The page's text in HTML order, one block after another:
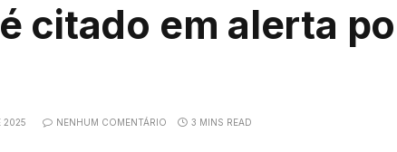
citado em alerta
2025 NENHUM COMENTÁRIO 3 MINS READ